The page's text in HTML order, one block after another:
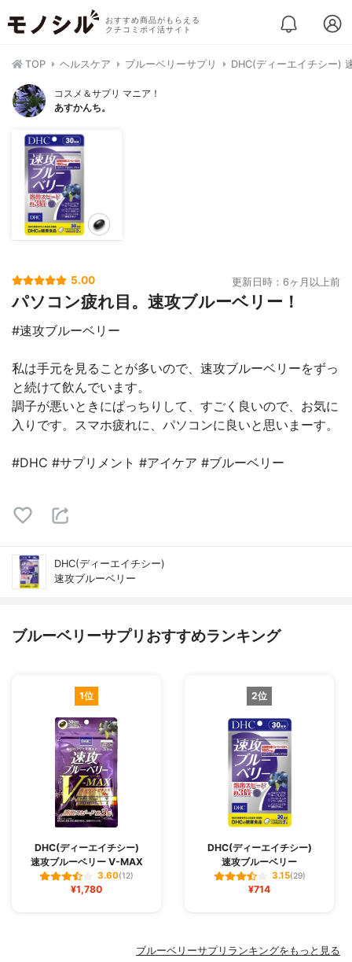
おすすめ商品がもらえる
クチコミポイ活サイト
TOP ヘルスケア ブルーベリーサプリ DHC(ディーエイチシー)
コスメ＆サプリ マニア！
あすかんち。
5.00 更新日時：6ヶ月以上前
パソコン疲れ目。速攻ブルーベリー！
#速攻ブルーベリー
私は手元を見ることが多いので、速攻ブルーベリーをずっ
と続けて飲んでいます。
調子が悪いときにぱっちりして、すごく良いので、お気に
入りです。スマホ疲れに、パソコンに良いと思いまーす。
#DHC #サプリメント #アイケア #ブルーベリー
DHC(ディーエイチシー)
速攻ブルーベリー
ブルーベリーサプリおすすめランキング
1位
DHC(ディーエイチシー)
速攻ブルーベリー V-MAX
3.60(12)
¥1,780
2位
DHC(ディーエイチシー)
速攻ブルーベリー
3.15(29)
¥714
ブルーベリーサプリランキングをもっと見る